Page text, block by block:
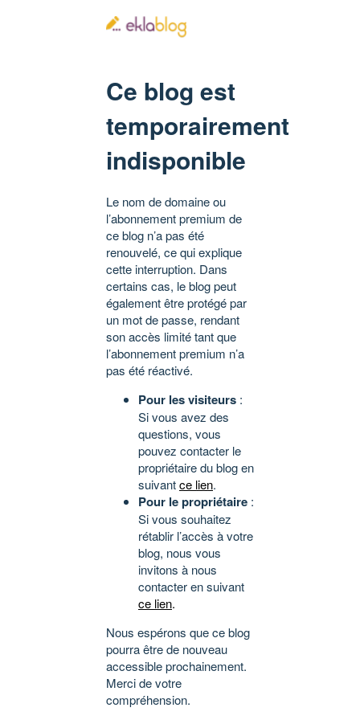
Ce blog est
temporairement
indisponible
Le nom de domaine ou
l’abonnement premium de
ce blog n’a pas été
renouvelé, ce qui explique
cette interruption. Dans
certains cas, le blog peut
également être protégé par
un mot de passe, rendant
son accès limité tant que
l’abonnement premium n’a
pas été réactivé.
Pour les visiteurs :
Si vous avez des
questions, vous
pouvez contacter le
propriétaire du blog en
suivantce lien.
Pour le propriétaire :
Si vous souhaitez
rétablir l’accès à votre
blog, nous vous
invitons à nous
contacter en suivant
ce lien.
Nous espérons que ce blog
pourra être de nouveau
accessible prochainement.
Merci de votre
compréhension.